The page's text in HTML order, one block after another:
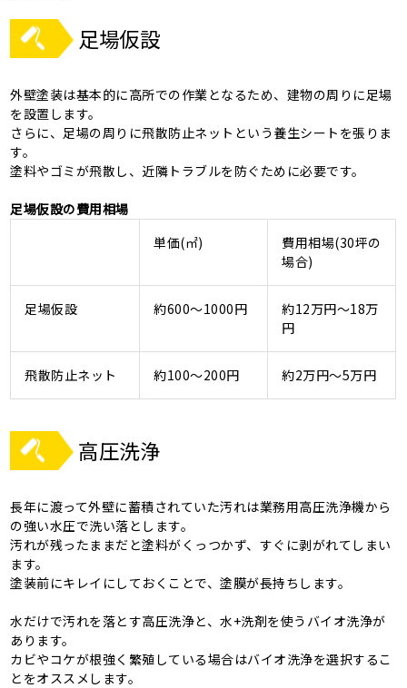
足場仮設
外壁塗装は基本的に高所での作業となるため、建物の周りに足場
を設置します。
さらに、足場の周りに飛散防止ネットという養生シートを張りま
す。
塗料やゴミが飛散し、近隣トラブルを防ぐために必要です。
足場仮設の費用相場
単価(㎡)
費用相場(30坪の
場合)
足場仮設 約600～1000円
約12万円～18万
円
飛散防止ネット 約100～200円 約2万円～5万円
高圧洗浄
長年に渡って外壁に蓄積されていた汚れは業務用高圧洗浄機から
の強い水圧で洗い落とします。
汚れが残ったままだと塗料がくっつかず、すぐに剥がれてしまい
ます。
塗装前にキレイにしておくことで、塗膜が長持ちします。
水だけで汚れを落とす高圧洗浄と、水+洗剤を使うバイオ洗浄が
あります。
カビやコケが根強く繁殖している場合はバイオ洗浄を選択するこ
とをオススメします。